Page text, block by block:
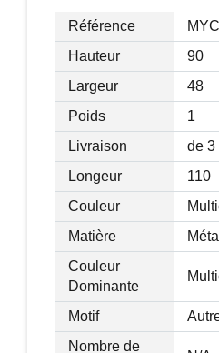
Charge max.
Livraison effectuée en
Référence
Hauteur
90
Largeur
48
Poids
1
Livraison
de 3
Longeur
110
Couleur
Matière
Métal
Couleur
Dominante
Motif
Nombre de